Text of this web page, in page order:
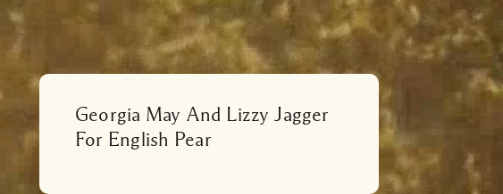
Georgia May And Lizzy Jagger
For English Pear